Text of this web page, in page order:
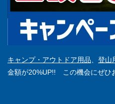
キャンプ・アウトドア用品 登山
金額が20%UP!! この機会にぜひ